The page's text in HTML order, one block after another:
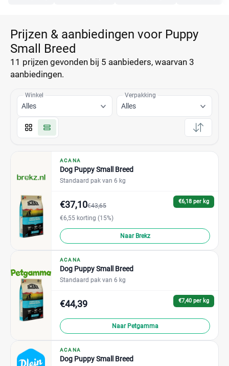
Prijzen & aanbiedingen voor Puppy
Small Breed
11 prijzen gevonden bij 5 aanbieders, waarvan 3
aanbiedingen.
Winkel
Alles
Verpakking
Alles
ACANA
Dog Puppy Small Breed
Standaard pak van 6 kg
€6,18 per kg
€37,10€43,65
€6,55 korting (15%)
Naar Brekz
ACANA
Dog Puppy Small Breed
Standaard pak van 6 kg
€7,40 per kg
€44,39
Naar Petgamma
ACANA
Dog Puppy Small Breed